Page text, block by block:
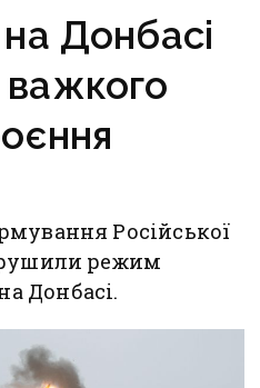
Донбасі
важкого
Російської
режим
Донбасі.